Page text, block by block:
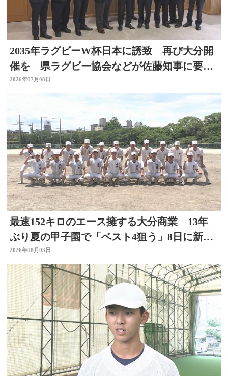
2035年ラグビーW杯日本に誘致 再び大分開
催を 県ラグビー協会などが佐藤知事に要望
書提出 大分
2026年07月08日
最速152キロのエース擁する大分商業 13年
ぶり夏の甲子園で「ベスト4狙う」8日に新潟
代表と対戦
2026年08月03日